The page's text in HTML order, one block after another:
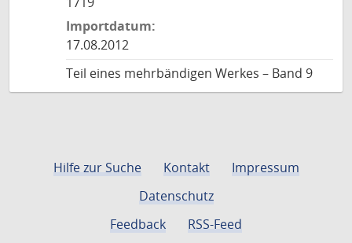
Importdatum:
17.08.2012
Teil eines mehrbändigen Werkes – Band 9
Hilfe zur Suche Kontakt
Impressum
Datenschutz
Feedback
RSS-Feed